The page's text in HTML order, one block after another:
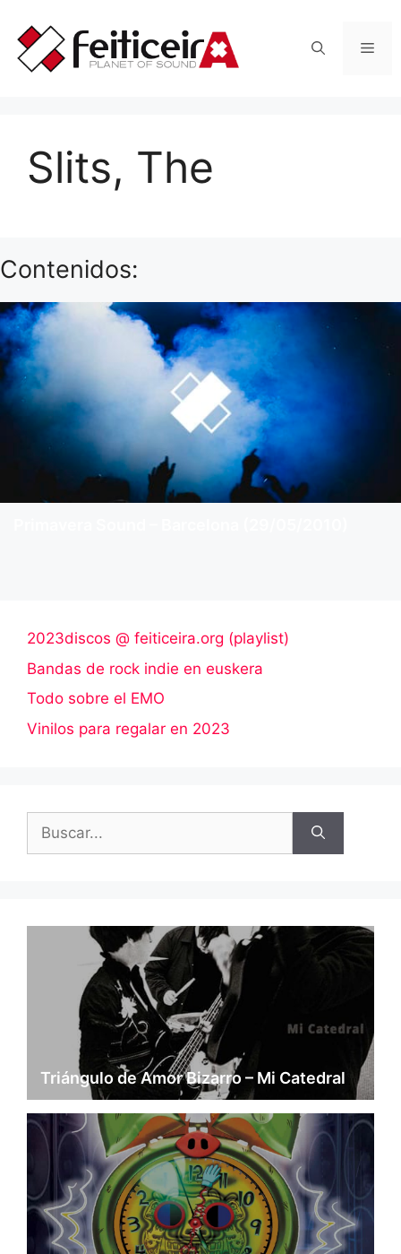
contenido
Slits, The
Contenidos:
2023discos @ feiticeira.org (playlist)
Bandas de rock indie en euskera
Todo sobre el EMO
Vinilos para regalar en 2023
Triángulo de Amor Bizarro – Mi Catedral